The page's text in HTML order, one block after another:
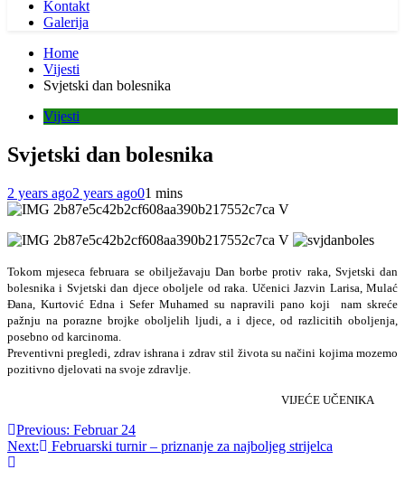
Kontakt
Galerija
Home
Vijesti
Svjetski dan bolesnika
Vijesti
Svjetski dan bolesnika
2 years ago2 years ago01 mins
Tokom mjeseca februara se obilježavaju Dan borbe protiv raka, Svjetski dan
bolesnika i Svjetski dan djece oboljele od raka. Učenici Jazvin Larisa, Mulać
Đana, Kurtović Edna i Sefer Muhamed su napravili pano koji nam skreće
pažnju na porazne brojke oboljelih ljudi, a i djece, od razlicitih oboljenja,
posebno od karcinoma.
Preventivni pregledi, zdrav ishrana i zdrav stil života su načini kojima mozemo
pozitivno djelovati na svoje zdravlje.
VIJEĆE UČENIKA
Post
navigation
Previous: Februar 24
Next:
Februarski turnir – priznanje za najboljeg strijelca